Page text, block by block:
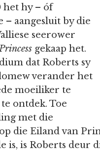
het hy – óf
aangesluit by die
seerower
gekaap het.
dat Roberts sy
verander het
moeiliker te
ontdek. Toe
met die
die Eiland van
is, is Roberts deur